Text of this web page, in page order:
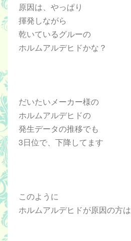
原因は、やっぱり
揮発しながら
乾いているグルーの
ホルムアルデヒドかな？
だいたいメーカー様の
ホルムアルデヒドの
発生データの推移でも
3日位で、下降してます
このように
ホルムアルデヒドが原因の方は